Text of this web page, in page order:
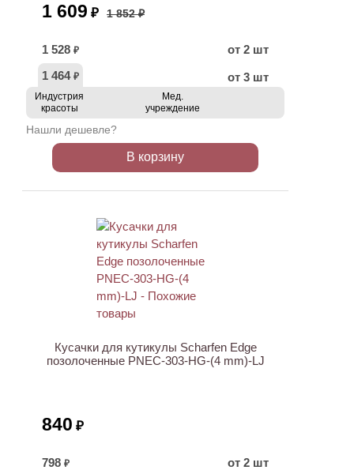
1 609 ₽ 1 852 ₽
1 528 ₽
от 2 шт
1 464 ₽ от 3 шт
Индустрия
красоты
Мед.
учреждение
Нашли дешевле?
В корзину
Кусачки для кутикулы Scharfen Edge
позолоченные PNEC-303-HG-(4 mm)-LJ
840 ₽
798 ₽
от 2 шт